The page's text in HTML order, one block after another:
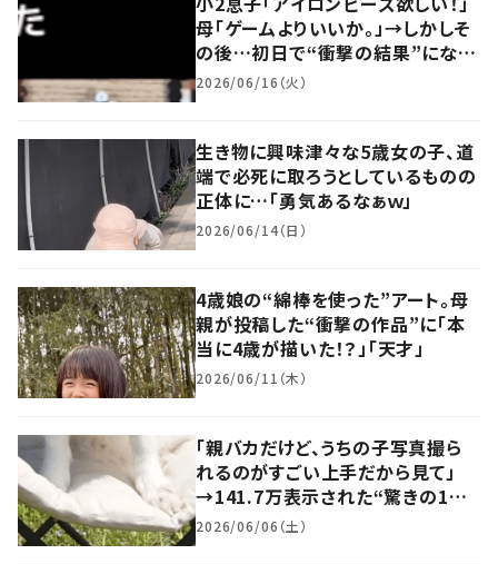
母「ゲームよりいいか。」→しかしそ
の後…初日で“衝撃の結果”になり
「これは…」「将来大物」「スゴすぎ
2026/06/16（火）
生き物に興味津々な5歳女の子、道
端で必死に取ろうとしているものの
正体に…「勇気あるなぁｗ」
2026/06/14（日）
4歳娘の“綿棒を使った”アート。母
親が投稿した“衝撃の作品”に「本
当に4歳が描いた！？」「天才」
2026/06/11（木）
「親バカだけど、うちの子写真撮ら
れるのがすごい上手だから見て」
→141.7万表示された“驚きの1
枚”に「天使って実在したんや」「可
2026/06/06（土）